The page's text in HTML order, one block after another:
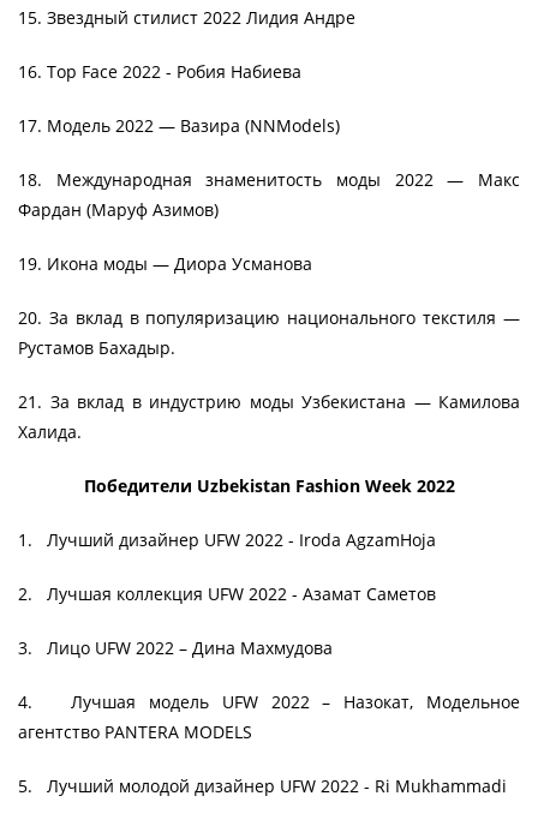
15. Звездный стилист 2022 Лидия Андре
16. Top Face 2022 - Робия Набиева
17. Модель 2022 — Вазира (NNModels)
18. Международная знаменитость моды 2022 — Макс
Фардан (Маруф Азимов)
19. Икона моды — Диора Усманова
20. За вклад в популяризацию национального текстиля —
Рустамов Бахадыр.
21. За вклад в индустрию моды Узбекистана — Камилова
Халида.
Победители Uzbekistan Fashion Week 2022
1. Лучший дизайнер UFW 2022 - Iroda AgzamHoja
2. Лучшая коллекция UFW 2022 - Азамат Саметов
3. Лицо UFW 2022 – Дина Махмудова
4. Лучшая модель UFW 2022 – Назокат, Модельное
агентство PANTERA MODELS
5. Лучший молодой дизайнер UFW 2022 - Ri Mukhammadi